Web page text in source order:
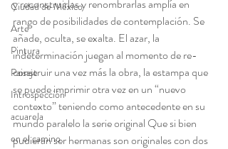
Ciudad de México
Arte
Pintura
Paisaje
Introspección
acuarela
en el camino
y reconstruirlas y renombrarlas amplía en
rango de posibilidades de contemplación. Se
añade, oculta, se exalta. El azar, la
indeterminación juegan al momento de re-
construir una vez más la obra, la estampa que
se puede imprimir otra vez en un “nuevo
contexto” teniendo como antecedente en su
mundo paralelo la serie original Que si bien
pudieran ser hermanas son originales con dos